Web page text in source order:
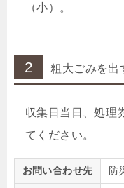
（小）。
2 粗大ごみを出
収集日当日、処理
てください。
お問い合わせ先 防